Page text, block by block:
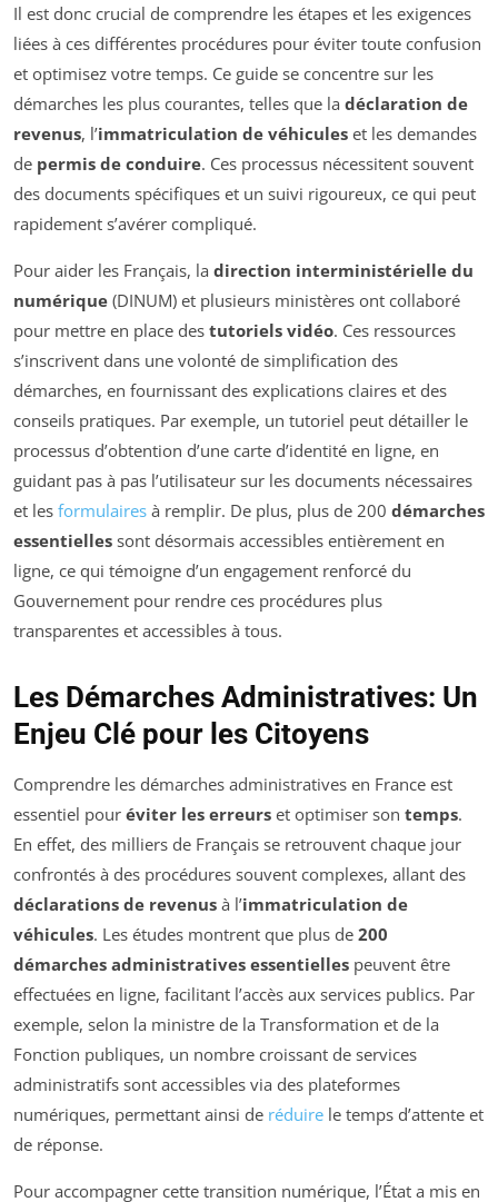
Il est donc crucial de comprendre les étapes et les exigences
liées à ces différentes procédures pour éviter toute confusion
et optimisez votre temps. Ce guide se concentre sur les
démarches les plus courantes, telles que la déclaration de
revenus, l’immatriculation de véhicules et les demandes
de permis de conduire. Ces processus nécessitent souvent
des documents spécifiques et un suivi rigoureux, ce qui peut
rapidement s’avérer compliqué.
Pour aider les Français, la direction interministérielle du
numérique (DINUM) et plusieurs ministères ont collaboré
pour mettre en place des tutoriels vidéo. Ces ressources
s’inscrivent dans une volonté de simplification des
démarches, en fournissant des explications claires et des
conseils pratiques. Par exemple, un tutoriel peut détailler le
processus d’obtention d’une carte d’identité en ligne, en
guidant pas à pas l’utilisateur sur les documents nécessaires
et les formulaires à remplir. De plus, plus de 200 démarches
essentielles sont désormais accessibles entièrement en
ligne, ce qui témoigne d’un engagement renforcé du
Gouvernement pour rendre ces procédures plus
transparentes et accessibles à tous.
Les Démarches Administratives: Un
Enjeu Clé pour les Citoyens
Comprendre les démarches administratives en France est
essentiel pour éviter les erreurs et optimiser son temps.
En effet, des milliers de Français se retrouvent chaque jour
confrontés à des procédures souvent complexes, allant des
déclarations de revenus à l’immatriculation de
véhicules. Les études montrent que plus de 200
démarches administratives essentielles peuvent être
effectuées en ligne, facilitant l’accès aux services publics. Par
exemple, selon la ministre de la Transformation et de la
Fonction publiques, un nombre croissant de services
administratifs sont accessibles via des plateformes
numériques, permettant ainsi de réduire le temps d’attente et
de réponse.
Pour accompagner cette transition numérique, l’État a mis en